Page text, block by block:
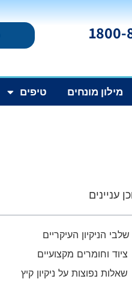
מילון מונחים טיפים
עניינים
שלבי הניקיון העיקריים
ציוד וחומרים מקצועיים
שאלות נפוצות על ניקיון קיץ